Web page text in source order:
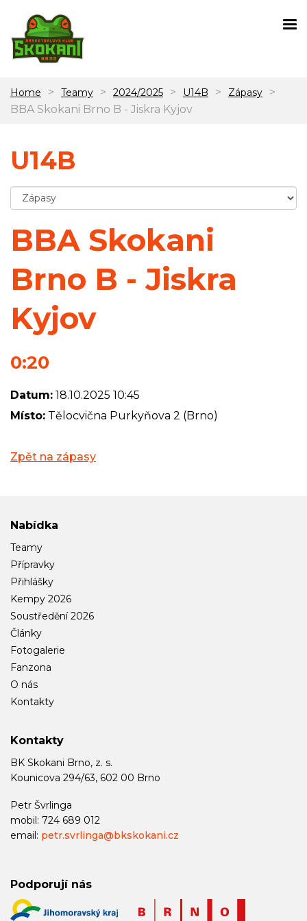
Home > Teamy > 2024/2025 > U14B > Zápasy
>
BBA Skokani Brno B - Jiskra Kyjov
U14B
BBA Skokani
Brno B - Jiskra
Kyjov
0:20
Datum: 18.10.2025 10:45
Místo: Tělocvična Purkyňova 2 (Brno)
Zpět na zápasy
Nabídka
Teamy
Přípravky
Přihlášky
Kempy 2026
Soustředění 2026
Články
Fotogalerie
Fanzona
O nás
Kontakty
Kontakty
BK Skokani Brno, z. s.
Kounicova 294/63, 602 00 Brno
Petr Švrlinga
mobil: 724 689 012
email: petr.svrlinga@bkskokani.cz
Podporují nás